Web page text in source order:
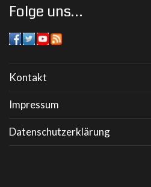
Folge uns…
Kontakt
Impressum
Datenschutzerklärung